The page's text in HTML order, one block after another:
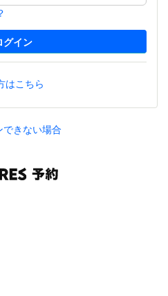
はこちら
できない場合